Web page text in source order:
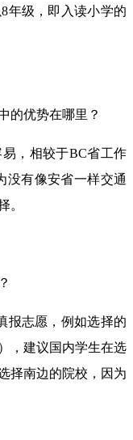
年级，即入读小学的
优势在哪里？
，相较于BC省工作
没有像安省一样交通
。
志愿，例如选择的
，建议国内学生在选
择南边的院校，因为